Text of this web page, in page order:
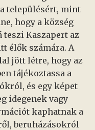
településért, mint
hogy a község
teszi Kaszapert az
élők számára. A
jött létre, hogy az
tájékoztassa a
és egy képet
idegenek vagy
kaphatnak a
beruházásokról